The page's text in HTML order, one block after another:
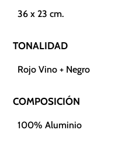
36 x 23 cm.
TONALIDAD
Rojo Vino + Negro
COMPOSICIÓN
100% Aluminio